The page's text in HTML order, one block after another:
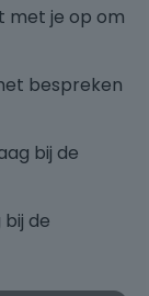
met je op om
bespreken
bij de
de